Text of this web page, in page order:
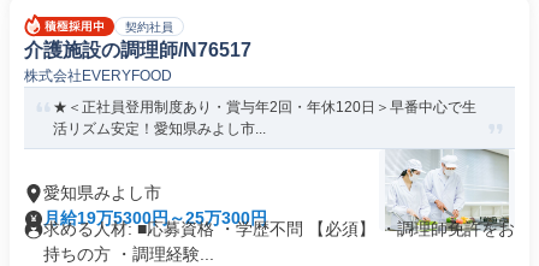
契約社員
介護施設の調理師/N76517
株式会社EVERYFOOD
★＜正社員登用制度あり・賞与年2回・年休120日＞早番中心で生
活リズム安定！愛知県みよし市...
愛知県みよし市
月給19万5300円～25万300円
求める人材: ■応募資格 ・学歴不問 【必須】 ・調理師免許をお
持ちの方 ・調理経験...